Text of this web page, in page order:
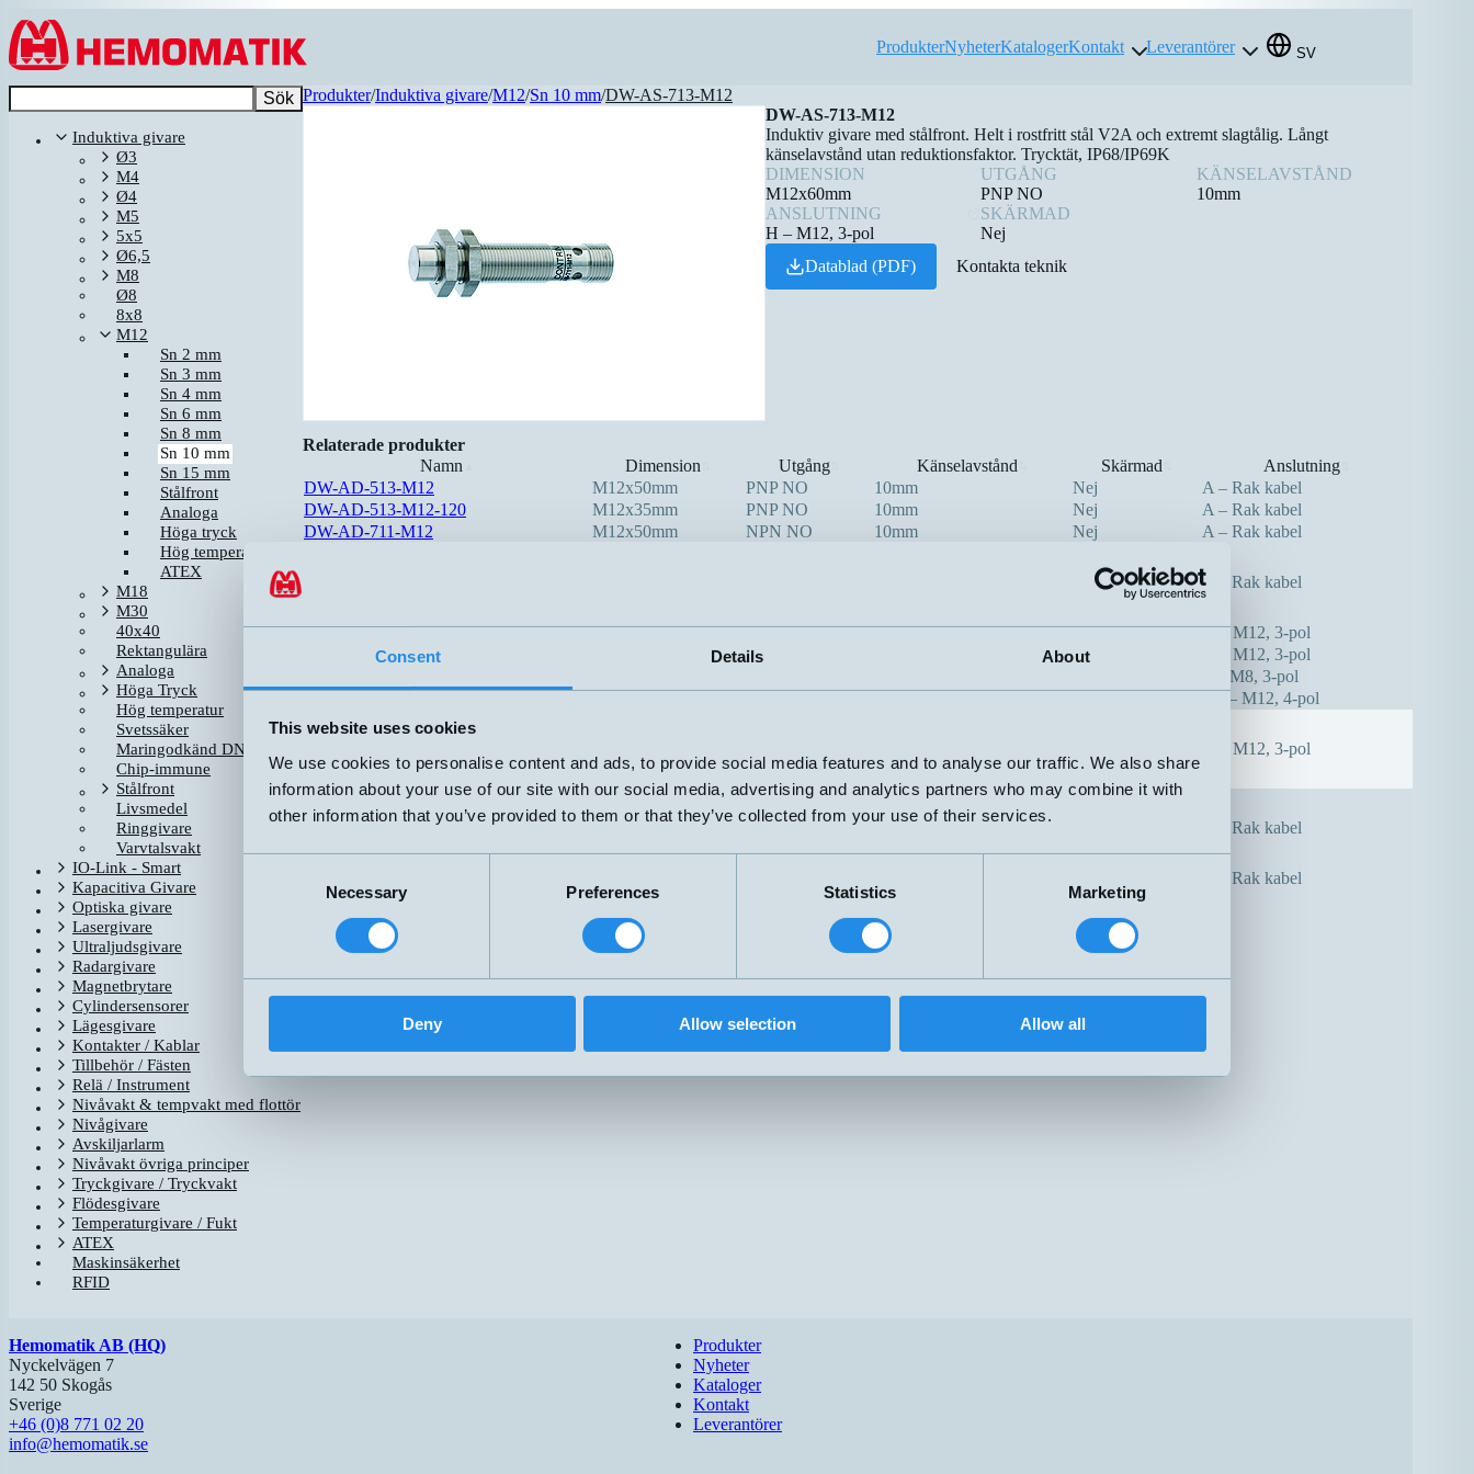
Consent Details About
This website uses cookies
We use cookies to personalise content and ads, to provide social media features and to analyse our traffic. We also share
information about your use of our site with our social media, advertising and analytics partners who may combine it with
other information that you’ve provided to them or that they’ve collected from your use of their services.
Necessary Preferences Statistics Marketing
Deny Allow selection Allow all
Hoppa till innehållet
ProdukterNyheterKatalogerKontakt Leverantörer SV
Sök
Induktiva givare
Ø3
M4
Ø4
M5
5x5
Ø6,5
M8
Ø8
8x8
M12
Sn 2 mm
Sn 3 mm
Sn 4 mm
Sn 6 mm
Sn 8 mm
Sn 10 mm
Sn 15 mm
Stålfront
Analoga
Höga tryck
Hög temperatur
ATEX
M18
M30
40x40
Rektangulära
Analoga
Höga Tryck
Hög temperatur
Svetssäker
Maringodkänd DNV-GL
Chip-immune
Stålfront
Livsmedel
Ringgivare
Varvtalsvakt
IO-Link - Smart
Kapacitiva Givare
Optiska givare
Lasergivare
Ultraljudsgivare
Radargivare
Magnetbrytare
Cylindersensorer
Lägesgivare
Kontakter / Kablar
Tillbehör / Fästen
Relä / Instrument
Nivåvakt & tempvakt med flottör
Nivågivare
Avskiljarlarm
Nivåvakt övriga principer
Tryckgivare / Tryckvakt
Flödesgivare
Temperaturgivare / Fukt
ATEX
Maskinsäkerhet
RFID
Produkter/Induktiva givare/M12/Sn 10 mm/DW-AS-713-M12
DW-AS-713-M12
Induktiv givare med stålfront. Helt i rostfritt stål V2A och extremt slagtålig. Långt
känselavstånd utan reduktionsfaktor. Trycktät, IP68/IP69K
DIMENSION
M12x60mm
UTGÅNG
PNP NO
KÄNSELAVSTÅND
10mm
ANSLUTNING
H – M12, 3-pol
SKÄRMAD
Nej
Datablad (PDF)
Kontakta teknik
Relaterade produkter
Namn
Dimension Utgång⇅ Känselavstånd Skärmad Anslutning
DW-AD-513-M12 M12x50mm PNP NO 10mm Nej
A – Rak kabel
DW-AD-513-M12-120
M12x35mm PNP NO 10mm Nej
A – Rak kabel
DW-AD-711-M12
M12x50mm NPN NO 10mm Nej A – Rak kabel
Nej A – Rak kabel
DW-AS-511-M12 M12x60mm NPN NO 10mm Nej
H – M12, 3-pol
DW-AS-513-M12
PNP NO Nej
H – M12, 3-pol
F – M8, 3-pol
H4 – M12, 4-pol
H – M12, 3-pol
DW-LD-713-M12 M12x70mm
PNP NO
10mm
A – Rak kabel
A – Rak kabel
Hemomatik AB (HQ)
Nyckelvägen 7
142 50 Skogås
Sverige
+46 (0)8 771 02 20
info@hemomatik.se
Produkter
Nyheter
Kataloger
Kontakt
Leverantörer